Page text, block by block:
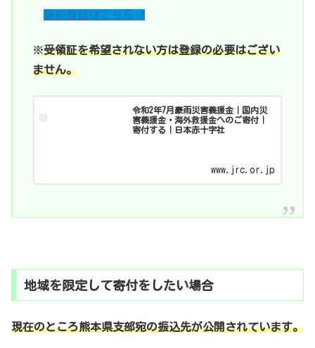
事前登録はこちら
※受領証を希望されない方は登録の必要はござい
ません。
令和2年7月豪雨災害義援金｜国内災
害義援金・海外救援金へのご寄付｜
寄付する｜日本赤十字社
www.jrc.or.jp
地域を限定して寄付をしたい場合
現在のところ熊本県支部宛の振込先が公開されています。